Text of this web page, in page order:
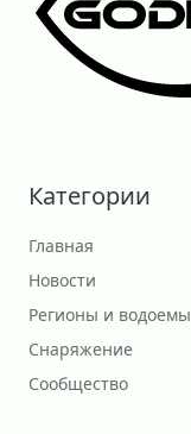
Категории
Главная
Новости
Регионы и водоемы
Снаряжение
Сообщество